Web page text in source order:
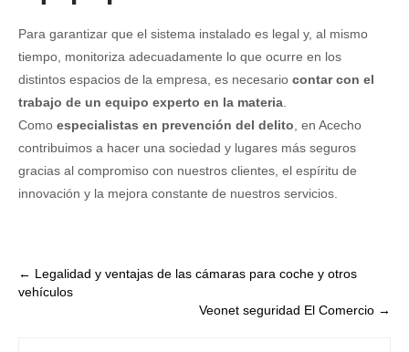
Para garantizar que el sistema instalado es legal y, al mismo
tiempo, monitoriza adecuadamente lo que ocurre en los
distintos espacios de la empresa, es necesario contar con el
trabajo de un equipo experto en la materia
Como especialistas en prevención del delito , en Acecho
contribuimos a hacer una sociedad y lugares más seguros
gracias al compromiso con nuestros clientes, el espíritu de
innovación y la mejora constante de nuestros servicios.
Post
navigation
← Legalidad y ventajas de las cámaras para coche y otros
vehículos
Veonet seguridad El Comercio →